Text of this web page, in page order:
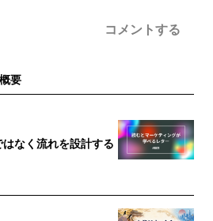
コメントする
概要
なく流れを設計する